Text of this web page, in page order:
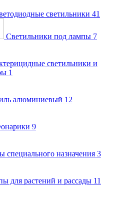
светильники 41
Светильники под лампы 7
светильники и
1
алюминиевый 12
9
специального назначения 3
для растений и рассады 11